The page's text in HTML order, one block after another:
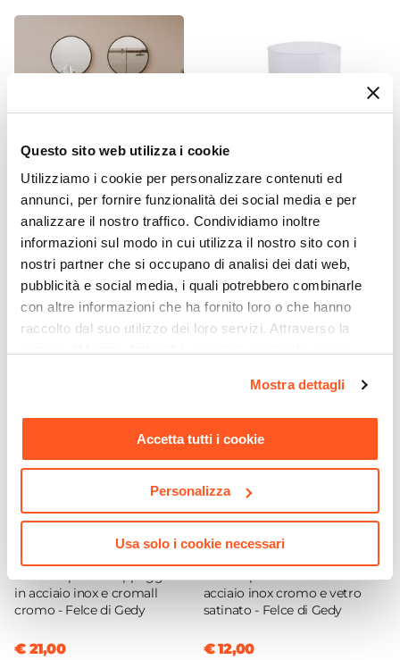
Questo sito web utilizza i cookie
Utilizziamo i cookie per personalizzare contenuti ed
annunci, per fornire funzionalità dei social media e per
analizzare il nostro traffico. Condividiamo inoltre
informazioni sul modo in cui utilizza il nostro sito con i
nostri partner che si occupano di analisi dei dati web,
pubblicità e social media, i quali potrebbero combinarle
con altre informazioni che ha fornito loro o che hanno
raccolto dal suo utilizzo dei loro servizi. Attraverso la
momento. Per maggiori informazioni si invita a leggere la
Mostra dettagli
Accetta tutti i cookie
Personalizza
Usa solo i cookie necessari
CODICE:PLS-16G
160 cm con vano a giorno in
legno rovere grigio - Plain
€ 194,00
CODICE:FE1013
acciaio inox cromo e vetro
satinato - Felce di Gedy
€ 10,00
Portascopino da appoggio
in acciaio inox e cromall
cromo - Felce di Gedy
€ 21,00
CODICE:FE1113G
Portasapone a muro in
acciaio inox cromo e vetro
satinato - Felce di Gedy
€ 12,00